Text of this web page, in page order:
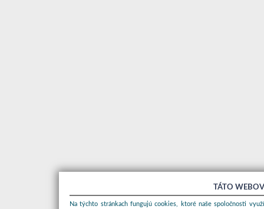
TÁTO
Na týchto stránkach fungujú cookies, ktoré naše spoločnosti